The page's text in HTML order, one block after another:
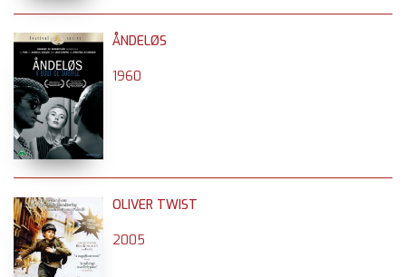
ÅNDELØS
1960
OLIVER TWIST
2005